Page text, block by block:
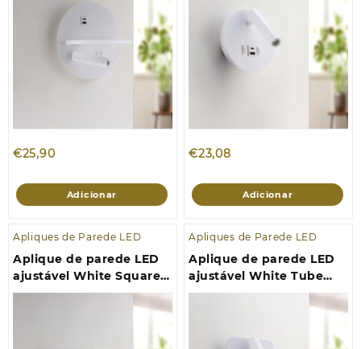
€25,90
Adicionar
€23,08
Adicionar
Apliques de Parede LED
Aplique de parede LED
ajustável White Square
10W 4000K
Apliques de Parede LED
Aplique de parede LED
ajustável White Tube
10W 4000K